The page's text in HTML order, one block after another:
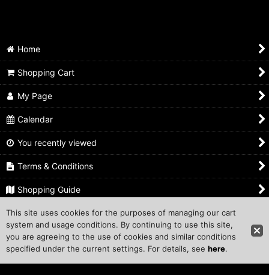
Home
Shopping Cart
My Page
Calendar
You recently viewed
Terms & Conditions
Shopping Guide
Inquiry
Copyright ©1999 COMPROS Corporation.
This site uses cookies for the purposes of managing our cart
system and usage conditions. By continuing to use this site,
you are agreeing to the use of cookies and similar conditions
specified under the current settings. For details, see here.